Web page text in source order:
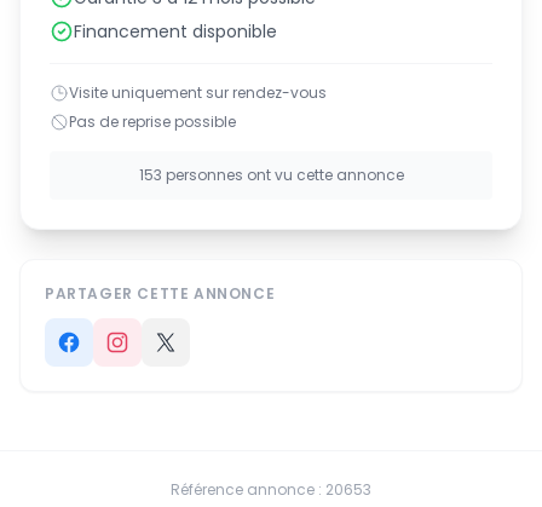
Financement disponible
Visite uniquement sur rendez-vous
Pas de reprise possible
153 personnes ont vu cette annonce
PARTAGER CETTE ANNONCE
Référence annonce : 20653